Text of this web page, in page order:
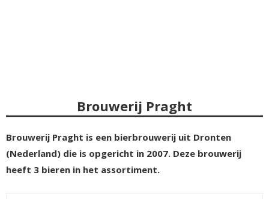
Brouwerij Praght
Brouwerij Praght is een bierbrouwerij uit Dronten
(Nederland) die is opgericht in 2007. Deze brouwerij
heeft 3 bieren in het assortiment.